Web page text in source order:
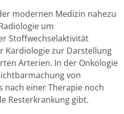
modernen Medizin nahezu
um
Stoffwechselaktivität
Kardiologie zur Darstellung
Arterien. In der Onkologie
von
nach einer Therapie noch
Resterkrankung gibt.